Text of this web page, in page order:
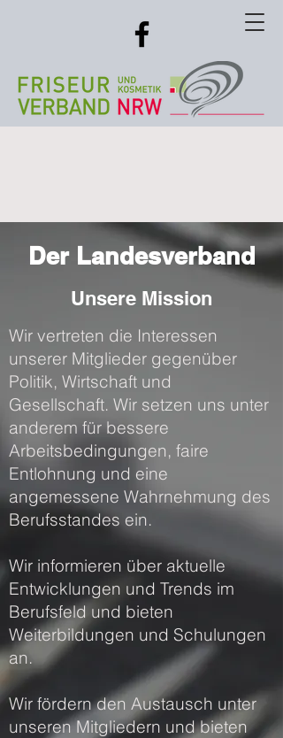
Der Landesverband
Unsere Mission
Wir vertreten die Interessen
unserer Mitglieder gegenüber
Politik, Wirtschaft und
Gesellschaft. Wir setzen uns unter
anderem für bessere
Arbeitsbedingungen, faire
Entlohnung und eine
angemessene Wahrnehmung des
Berufsstandes ein.
Wir informieren über aktuelle
Entwicklungen und Trends im
Berufsfeld und bieten
Weiterbildungen und Schulungen
an.
Wir fördern den Austausch unter
unseren Mitgliedern und bieten